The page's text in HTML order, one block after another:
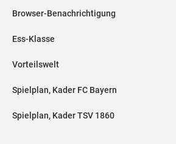
Browser-Benachrichtigung
Ess-Klasse
Vorteilswelt
Spielplan, Kader FC Bayern
Spielplan, Kader TSV 1860